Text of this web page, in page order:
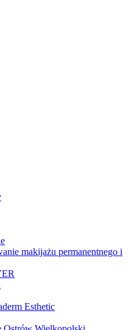
makijażu permanentnego i
Esthetic